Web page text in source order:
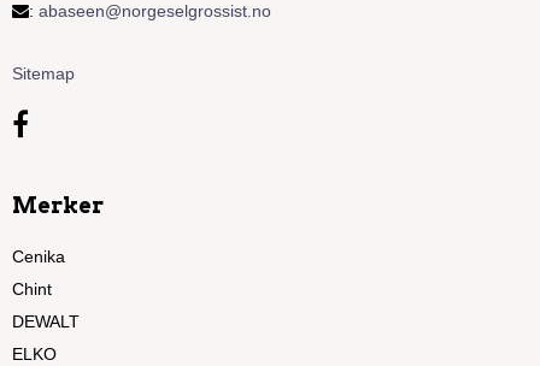
: abaseen@norgeselgrossist.no
Sitemap
Merker
Cenika
Chint
DEWALT
ELKO